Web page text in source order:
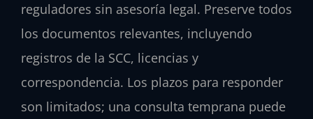
reguladores sin asesoría legal. Preserve todos
los documentos relevantes, incluyendo
registros de la SCC, licencias y
correspondencia. Los plazos para responder
son limitados; una consulta temprana puede